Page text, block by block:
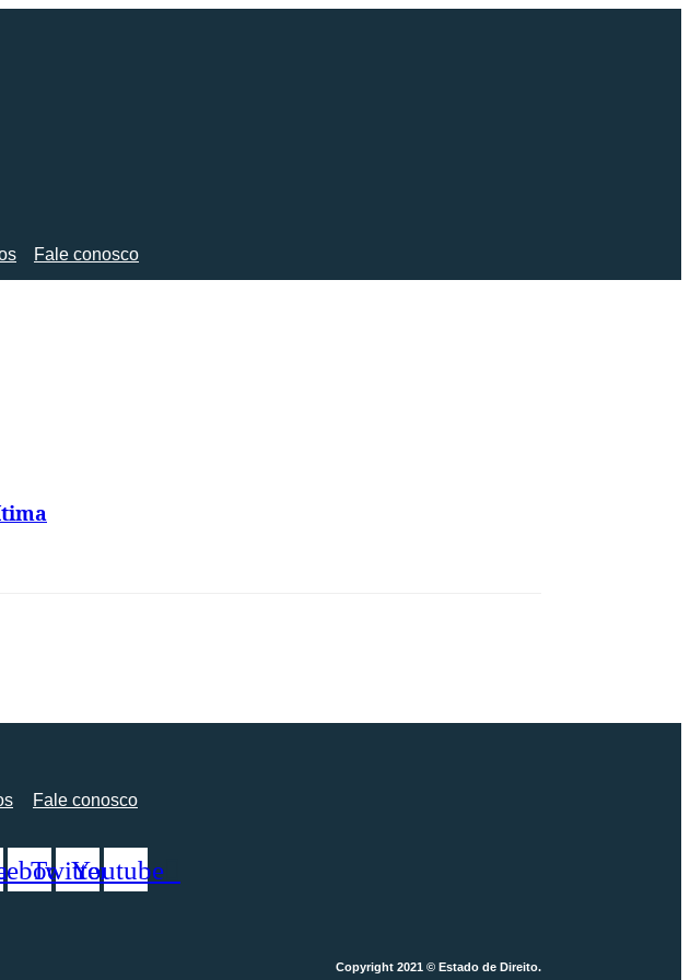
Fale conosco
Fale conosco
TwitterYoutube
Copyright 2021 © Estado de Direito.